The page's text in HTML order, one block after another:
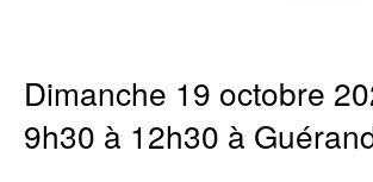
Dimanche 19 octobre
9h30 à 12h30 à